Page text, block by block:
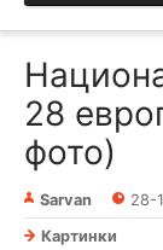
28
фото)
Sarvan 28-
Картинки